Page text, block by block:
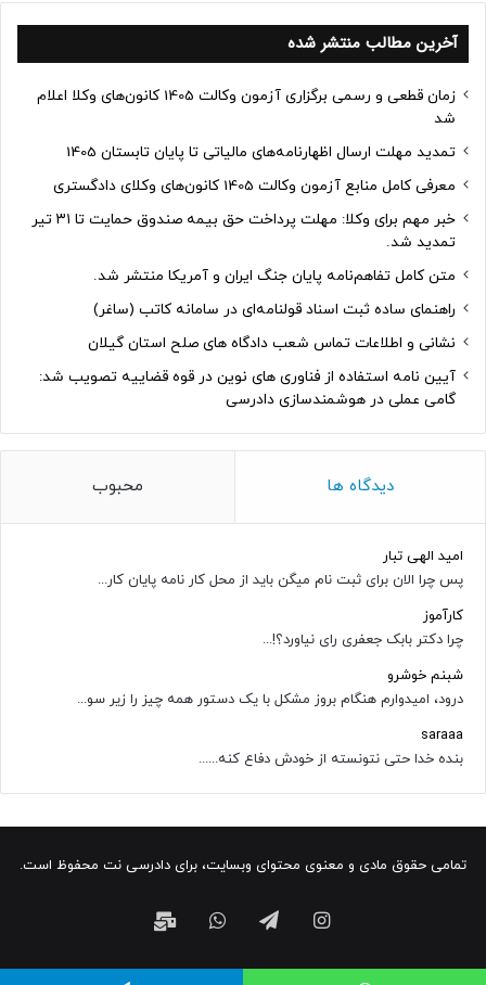
آخرین مطالب منتشر شده
زمان قطعی و رسمی برگزاری آزمون وکالت 1405 کانون‌های وکلا اعلام
شد
تمدید مهلت ارسال اظهارنامه‌های مالیاتی تا پایان تابستان 1405
معرفی کامل منابع آزمون وکالت 1405 کانون‌های وکلای دادگستری
خبر مهم برای وکلا: مهلت پرداخت حق بیمه صندوق حمایت تا ۳۱ تیر
تمدید شد.
متن کامل تفاهم‌نامه پایان جنگ ایران و آمریکا منتشر شد.
راهنمای ساده ثبت اسناد قولنامه‌ای در سامانه کاتب (ساغر)
نشانی و اطلاعات تماس شعب دادگاه های صلح استان گیلان
آیین نامه استفاده از فناوری های نوین در قوه قضاییه تصویب شد:
گامی عملی در هوشمندسازی دادرسی
دیدگاه ها محبوب
امید الهی تبار
پس چرا الان برای ثبت نام میگن باید از محل کار نامه پایان کار...
کارآموز
چرا دکتر بابک جعفری رای نیاورد؟!...
شبنم خوشرو
درود، امیدوارم هنگام بروز مشکل با یک دستور همه چیز را زیر سو...
saraaa
بنده خدا حتی نتونسته از خودش دفاع کنه......
تمامی حقوق مادی و معنوی محتوای وبسایت، برای دادرسی نت محفوظ است.
اینستاگرامتلگرامواتس
آپ
ایمیل